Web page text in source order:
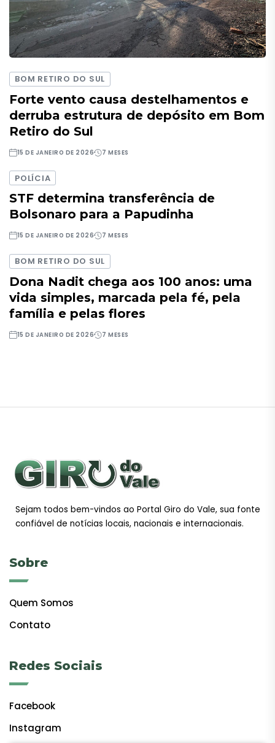
BOM RETIRO DO SUL
Forte vento causa destelhamentos e
derruba estrutura de depósito em Bom
Retiro do Sul
15 DE JANEIRO DE 2026 7 MESES
POLÍCIA
STF determina transferência de
Bolsonaro para a Papudinha
15 DE JANEIRO DE 2026 7 MESES
BOM RETIRO DO SUL
Dona Nadit chega aos 100 anos: uma
vida simples, marcada pela fé, pela
família e pelas flores
15 DE JANEIRO DE 2026 7 MESES
Sejam todos bem-vindos ao Portal Giro do Vale, sua fonte
confiável de notícias locais, nacionais e internacionais.
Sobre
Quem Somos
Contato
Redes Sociais
Facebook
Instagram